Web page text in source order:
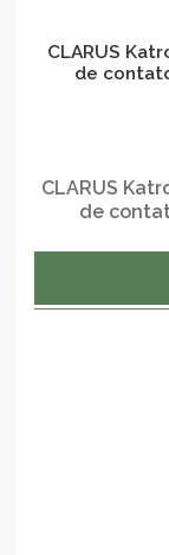
CLARUS
de
CLARUS
de